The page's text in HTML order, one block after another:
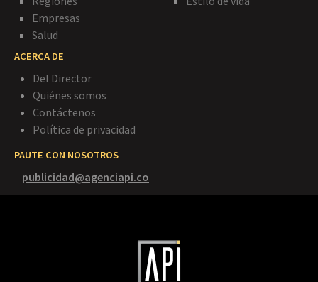
Empresas
Salud
ACERCA DE
Del Director
Quiénes somos
Contáctenos
Política de privacidad
PAUTE CON NOSOTROS
publicidad@agenciapi.co